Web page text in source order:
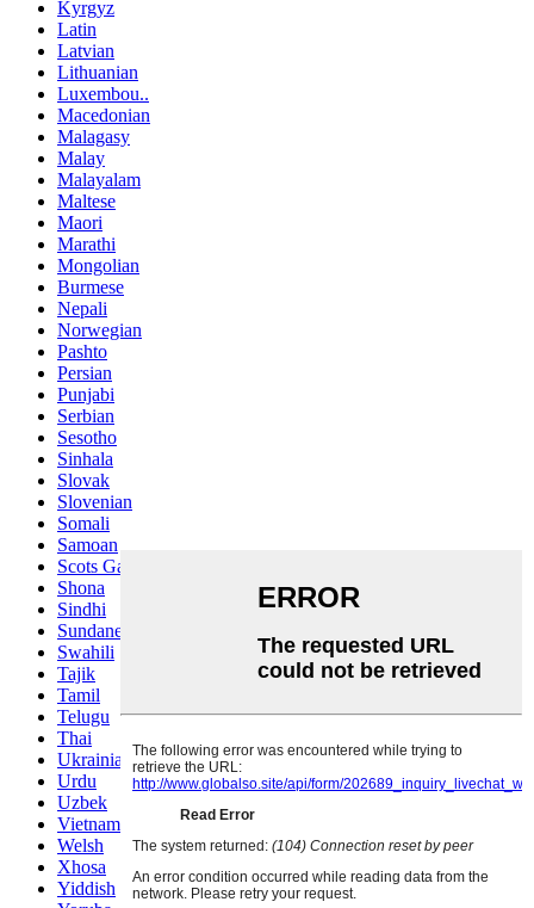
Kyrgyz
Latin
Latvian
Lithuanian
Luxembou..
Macedonian
Malagasy
Malay
Malayalam
Maltese
Maori
Marathi
Mongolian
Burmese
Nepali
Norwegian
Pashto
Persian
Punjabi
Serbian
Sesotho
Sinhala
Slovak
Slovenian
Somali
Samoan
Scots Gaelic
Shona
Sindhi
Sundanese
Swahili
Tajik
Tamil
Telugu
Thai
Ukrainian
Urdu
Uzbek
Vietnamese
Welsh
Xhosa
Yiddish